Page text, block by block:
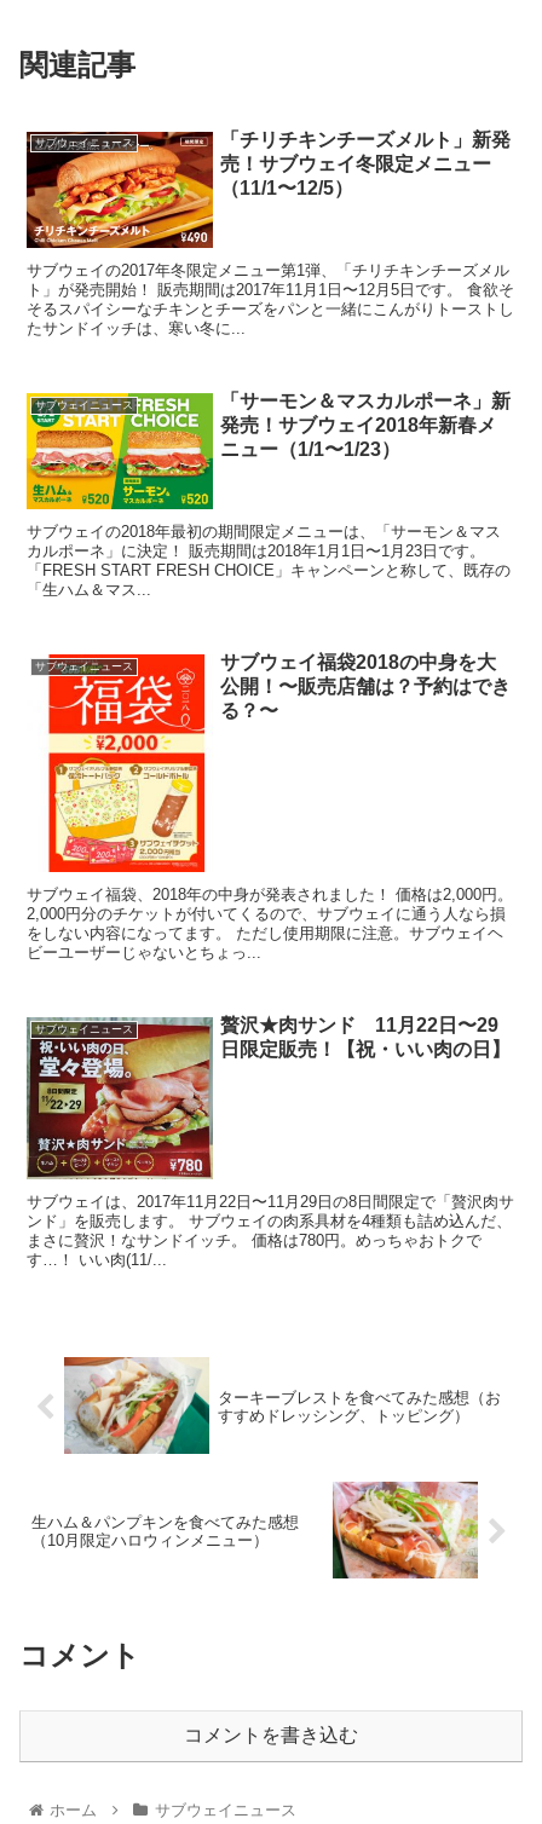
関連記事
サブウェイニュース
「チリチキンチーズメルト」新発
売！サブウェイ冬限定メニュー
（11/1〜12/5）
サブウェイの2017年冬限定メニュー第1弾、「チリチキンチーズメル
ト」が発売開始！ 販売期間は2017年11月1日〜12月5日です。 食欲そ
そるスパイシーなチキンとチーズをパンと一緒にこんがりトーストし
たサンドイッチは、寒い冬に...
サブウェイニュース
「サーモン＆マスカルポーネ」新
発売！サブウェイ2018年新春メ
ニュー（1/1〜1/23）
サブウェイの2018年最初の期間限定メニューは、「サーモン＆マス
カルポーネ」に決定！ 販売期間は2018年1月1日〜1月23日です。
「FRESH START FRESH CHOICE」キャンペーンと称して、既存の
「生ハム＆マス...
サブウェイニュース
サブウェイ福袋2018の中身を大
公開！〜販売店舗は？予約はでき
る？〜
サブウェイ福袋、2018年の中身が発表されました！ 価格は2,000円。
2,000円分のチケットが付いてくるので、サブウェイに通う人なら損
をしない内容になってます。 ただし使用期限に注意。サブウェイヘ
ビーユーザーじゃないとちょっ...
サブウェイニュース
贅沢★肉サンド 11月22日〜29
日限定販売！【祝・いい肉の日】
サブウェイは、2017年11月22日〜11月29日の8日間限定で「贅沢肉サ
ンド」を販売します。 サブウェイの肉系具材を4種類も詰め込んだ、
まさに贅沢！なサンドイッチ。 価格は780円。めっちゃおトクで
す…！ いい肉(11/...
ターキーブレストを食べてみた感想（お
すすめドレッシング、トッピング）
生ハム＆パンプキンを食べてみた感想
（10月限定ハロウィンメニュー）
コメント
コメントを書き込む
ホーム サブウェイニュース